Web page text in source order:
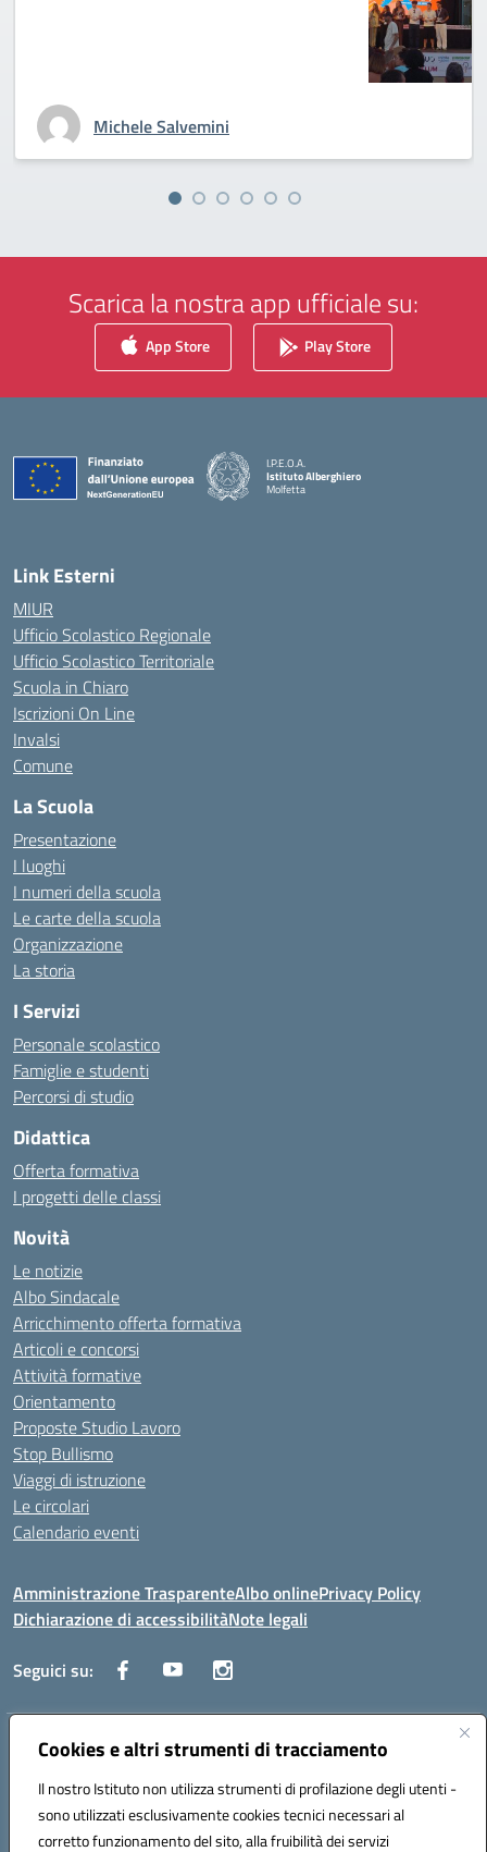
Cookies e altri strumenti di tracciamento
Il nostro Istituto non utilizza strumenti di profilazione degli utenti -
sono utilizzati esclusivamente cookies tecnici necessari al
corretto funzionamento del sito, alla fruibilità dei servizi
Michele Salvemini
Scarica la nostra app ufficiale su:
App Store Play Store
I.P.E.O.A.
Istituto Alberghiero
Molfetta
Link Esterni
MIUR
Ufficio Scolastico Regionale
Ufficio Scolastico Territoriale
Scuola in Chiaro
Iscrizioni On Line
Invalsi
Comune
La Scuola
Presentazione
I luoghi
I numeri della scuola
Le carte della scuola
Organizzazione
La storia
I Servizi
Personale scolastico
Famiglie e studenti
Percorsi di studio
Didattica
Offerta formativa
I progetti delle classi
Novità
Le notizie
Albo Sindacale
Arricchimento offerta formativa
Articoli e concorsi
Attività formative
Orientamento
Proposte Studio Lavoro
Stop Bullismo
Viaggi di istruzione
Le circolari
Calendario eventi
Amministrazione TrasparenteAlbo onlinePrivacy Policy
Dichiarazione di accessibilitàNote legali
Seguici su:
Indirizzo:Corso Fornari, 1 - 70056 Molfetta
Posta elettronica certificata (PEC):BARH04000D@pec.istruzione.it
Codice fiscale: 93249230728